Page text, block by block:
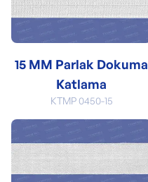
15 MM Parlak Dokuma
Katlama
KTMP 0450-15